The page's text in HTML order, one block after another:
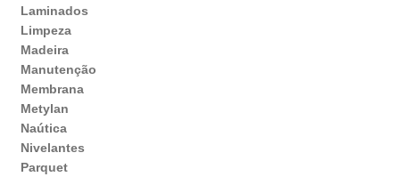
Laminados
Limpeza
Madeira
Manutenção
Membrana
Metylan
Naútica
Nivelantes
Parquet